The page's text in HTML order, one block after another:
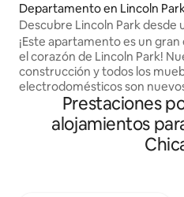
Departamento en Lincoln
Descubre Lincoln Park desde
apartamento elegante
¡Este apartamento es un
el corazón de Lincoln Park! Nueva
construcción y todos los
electrodomésticos son nuevos.
perfecto para una pareja...
pueden dormir 3-4 personas
de chicas o una familia con
Prestaciones
alojamientos